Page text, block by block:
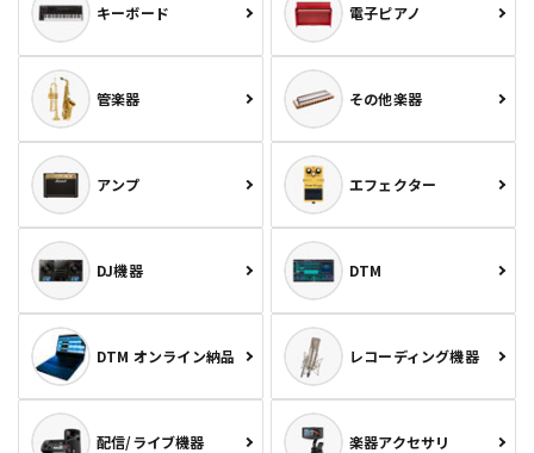
キーボード 電子ピアノ
管楽器 その他楽器
アンプ エフェクター
DJ機器 DTM
DTM オンライン納品 レコーディング機器
配信/ライブ機器 楽器アクセサリ